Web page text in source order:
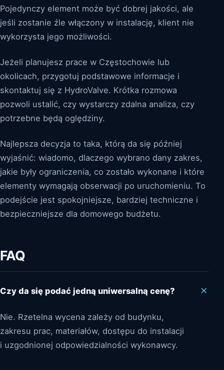
Pojedynczy element może być dobrej jakości, ale
jeśli zostanie źle włączony w instalację, klient nie
wykorzysta jego możliwości.
Jeżeli planujesz prace w Częstochowie lub
okolicach, przygotuj podstawowe informacje i
skontaktuj się z HydroValve. Krótka rozmowa
pozwoli ustalić, czy wystarczy zdalna analiza, czy
potrzebne będą oględziny.
Najlepsza decyzja to taka, którą da się później
wyjaśnić: wiadomo, dlaczego wybrano dany zakres,
jakie były ograniczenia, co zostało wykonane i które
elementy wymagają obserwacji po uruchomieniu. To
podejście jest spokojniejsze, bardziej techniczne i
bezpieczniejsze dla domowego budżetu.
FAQ
Czy da się podać jedną uniwersalną cenę?
Nie. Rzetelna wycena zależy od budynku,
zakresu prac, materiałów, dostępu do instalacji
i uzgodnionej odpowiedzialności wykonawcy.